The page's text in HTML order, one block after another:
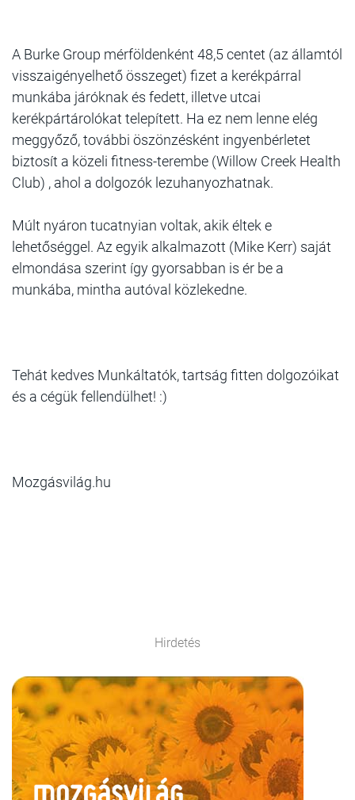
A Burke Group mérföldenként 48,5 centet (az államtól
visszaigényelhető összeget) fizet a kerékpárral
munkába járóknak és fedett, illetve utcai
kerékpártárolókat telepített. Ha ez nem lenne elég
meggyőző, további öszönzésként ingyenbérletet
biztosít a közeli fitness-terembe (Willow Creek Health
Club) , ahol a dolgozók lezuhanyozhatnak.
Múlt nyáron tucatnyian voltak, akik éltek e
lehetőséggel. Az egyik alkalmazott (Mike Kerr) saját
elmondása szerint így gyorsabban is ér be a
munkába, mintha autóval közlekedne.
Tehát kedves Munkáltatók, tartság fitten dolgozóikat
és a cégük fellendülhet! :)
Mozgásvilág.hu
Hirdetés